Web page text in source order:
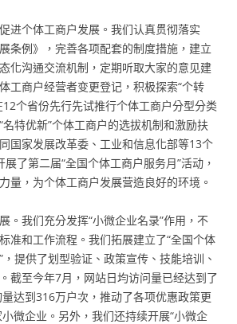
进个体工商户发展。我们认真贯彻落实
条例》，完善各项配套的制度措施，建立
化沟通交流机制，定期听取大家的意见建
工商户经营者变更登记，积极探索“个转
个省份先行先试推行个体工商户分型分类
特优新”个体工商户的选拔机制和激励扶
国家发展改革委、工业和信息化部等13个
了第二届“全国个体工商户服务月”活动，
量，为个体工商户发展营造良好的环境。
。我们充分发挥“小微企业名录”作用，不
准和工作流程。我们拓展建立了“全国个体
提供了划型验证、政策宣传、技能培训、
截至今年7月，网站日均访问量已经达到了
达到316万户次，推动了各项优惠政策更
微企业。另外，我们还持续开展“小微企